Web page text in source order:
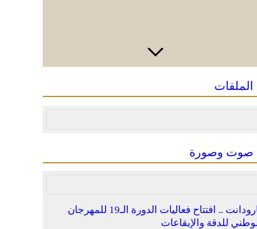
الملفات
صوت وصورة
تارودانت .. افتتاح فعاليات الدورة الـ19 للمهرجان
للدقة والإيقاعات